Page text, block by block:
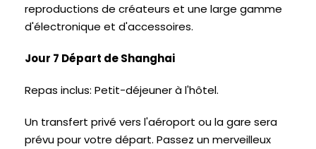
reproductions de créateurs et une large gamme
d'électronique et d'accessoires.
Jour 7 Départ de Shanghai
Repas inclus: Petit-déjeuner à l'hôtel.
Un transfert privé vers l'aéroport ou la gare sera
prévu pour votre départ. Passez un merveilleux